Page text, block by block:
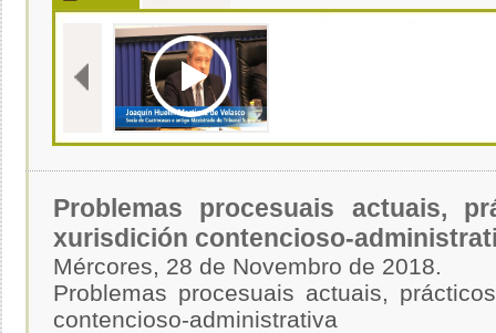
Problemas procesuais actuais,
xurisdición contencioso-
Mércores, 28 de Novembro de 2018.
Problemas procesuais actuais,
contencioso-administrativa